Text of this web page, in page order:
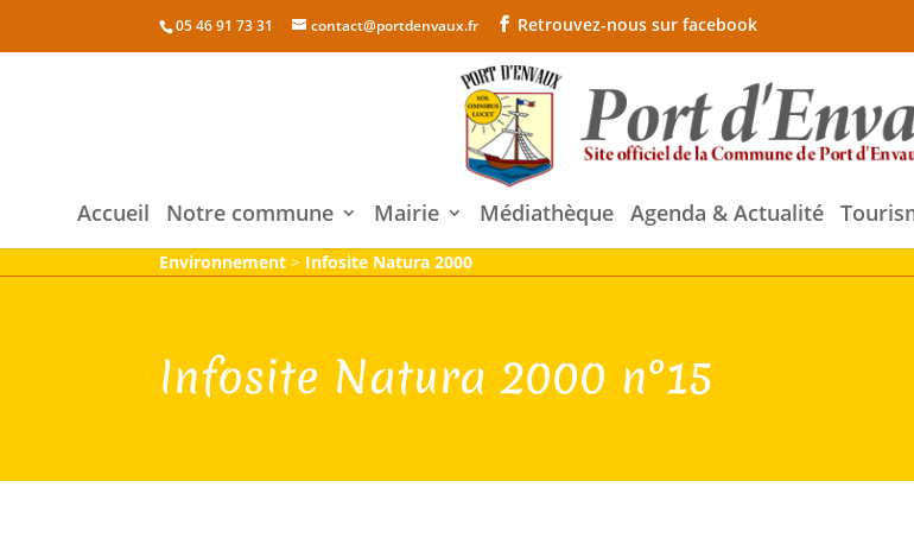
05 46 91 73 31 contact@portdenvaux.fr Retrouvez-nous sur facebook
Accueil Notre commune Mairie Médiathèque Agenda & Actualité
Environnement > Infosite Natura 2000
Infosite Natura 2000 n°15